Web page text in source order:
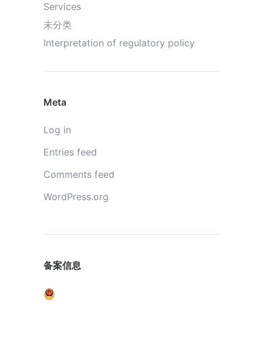
Services
未分类
Interpretation of regulatory policy
Meta
Log in
Entries feed
Comments feed
WordPress.org
备案信息